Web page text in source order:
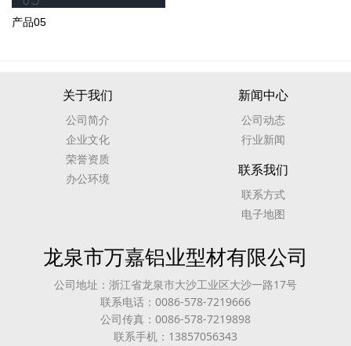
产品05
关于我们
公司简介
企业文化
荣誉资质
办公环境
新闻中心
公司动态
行业新闻
联系我们
联系方式
电子地图
龙泉市万嘉铝业型材有限公司
公司地址：浙江省龙泉市大沙工业区大沙一路17号
联系电话：0086-578-7219666
公司传真：0086-578-7219898
联系手机：13857056343